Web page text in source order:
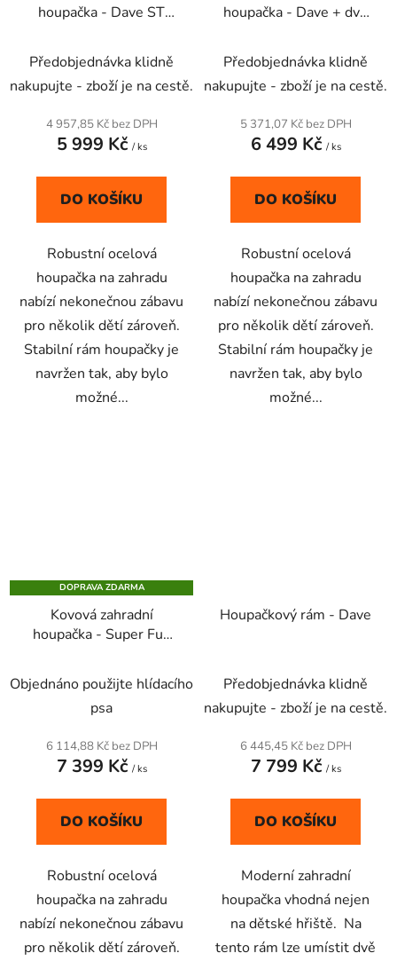
houpačka - Dave ST
hodnocení
produktu
je
4,7
5
Předobjednávka klidně
nakupujte - zboží je na cestě.
4 957,85 Kč bez DPH
5 999 Kč / ks
DO KOŠÍKU
Robustní ocelová
houpačka na zahradu
nabízí nekonečnou zábavu
pro několik dětí zároveň.
Stabilní rám houpačky je
navržen tak, aby bylo
možné...
houpačka - Dave + dvě
200 kg
Předobjednávka klidně
nakupujte - zboží je na cestě.
5 371,07 Kč bez DPH
6 499 Kč / ks
DO KOŠÍKU
Robustní ocelová
houpačka na zahradu
nabízí nekonečnou zábavu
pro několik dětí zároveň.
Stabilní rám houpačky je
navržen tak, aby bylo
možné...
DOPRAVA ZDARMA
Kovová zahradní
houpačka - Super Fun
- obě :)
hodnocení
produktu
je
4,3
5
Objednáno použijte hlídacího
psa
6 114,88 Kč bez DPH
7 399 Kč / ks
DO KOŠÍKU
Robustní ocelová
houpačka na zahradu
nabízí nekonečnou zábavu
pro několik dětí zároveň.
Houpačkový rám - Dave
hodnocení
produktu
je
4,6
5
Předobjednávka klidně
nakupujte - zboží je na cestě.
6 445,45 Kč bez DPH
7 799 Kč / ks
DO KOŠÍKU
Moderní zahradní
houpačka vhodná nejen
na dětské hřiště. Na
tento rám lze umístit dvě